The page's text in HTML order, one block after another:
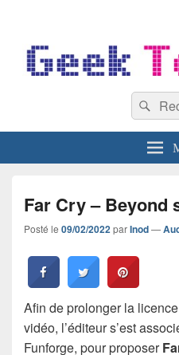
Far Cry – Beyond
Posté le 09/02/2022parInod—
Afin de prolonger la
vidéo, l’éditeur s’est
Funforge, pour proposer